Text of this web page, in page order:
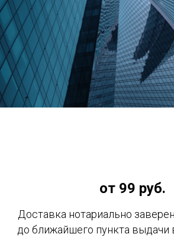
от 99 руб.
Доставка нотариально
до ближайшего пункта выдачи